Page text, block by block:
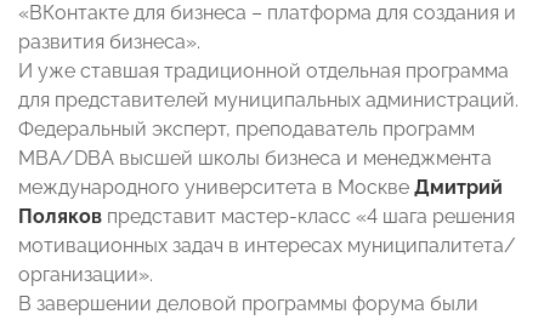
«ВКонтакте для бизнеса – платформа для создания и
развития бизнеса».
И уже ставшая традиционной отдельная программа
для представителей муниципальных администраций.
Федеральный эксперт, преподаватель программ
MBA/DBA высшей школы бизнеса и менеджмента
международного университета в Москве Дмитрий
Поляков представит мастер-класс «4 шага решения
мотивационных задач в интересах муниципалитета/
организации».
В завершении деловой программы форума были